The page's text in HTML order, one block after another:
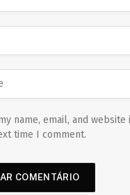
name, email, and
time I comment.